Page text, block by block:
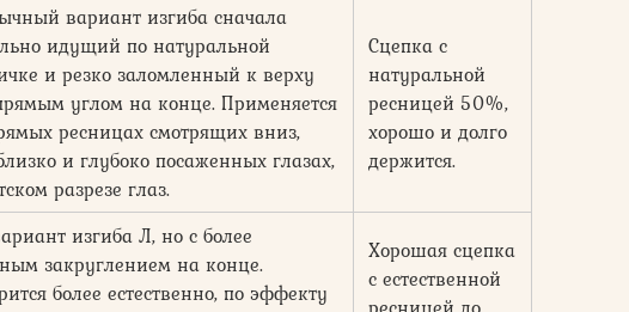
вариант изгиба сначала
идущий по натуральной
и резко заломленный к верху
углом на конце. Применяется
ресницах смотрящих вниз,
и глубоко посаженных глазах,
разрезе глаз.
Сцепка с
натуральной
ресницей 50%,
хорошо и долго
держится.
изгиба Л, но с более
закруглением на конце.
более естественно, по эффекту
Хорошая сцепка
с естественной